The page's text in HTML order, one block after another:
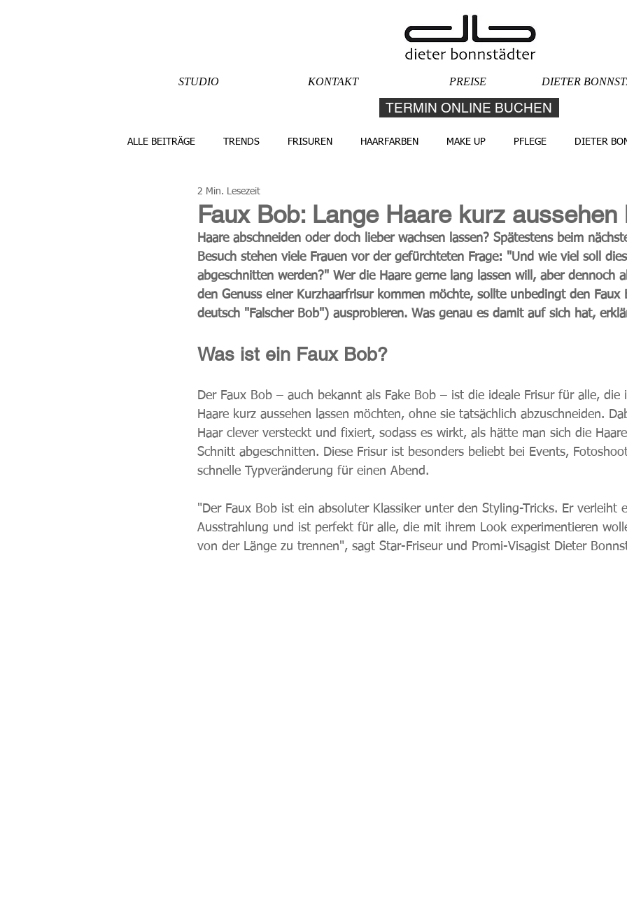
STUDIO KONTAKT PREISE DIETER
TERMIN ONLINE BUCHEN
ALLE BEITRÄGE TRENDS FRISUREN HAARFARBEN MAKE UP PFLEGE DIETER
Faux Bob: Lange Haare kurz aussehen
2 Min. Lesezeit
Haare abschneiden oder doch lieber wachsen lassen? Spätestens beim
Besuch stehen viele Frauen vor der gefürchteten Frage: "Und wie viel soll
abgeschnitten werden?" Wer die Haare gerne lang lassen will, aber dennoch
den Genuss einer Kurzhaarfrisur kommen möchte, sollte unbedingt den Faux
deutsch "Falscher Bob") ausprobieren. Was genau es damit auf sich hat,
Was ist ein Faux Bob?
Der Faux Bob – auch bekannt als Fake Bob – ist die ideale Frisur für alle,
Haare kurz aussehen lassen möchten, ohne sie tatsächlich abzuschneiden.
Haar clever versteckt und fixiert, sodass es wirkt, als hätte man sich die
Schnitt abgeschnitten. Diese Frisur ist besonders beliebt bei Events,
schnelle Typveränderung für einen Abend.
"Der Faux Bob ist ein absoluter Klassiker unter den Styling-Tricks. Er verleiht
Ausstrahlung und ist perfekt für alle, die mit ihrem Look experimentieren
von der Länge zu trennen", sagt Star-Friseur und Promi-Visagist Dieter